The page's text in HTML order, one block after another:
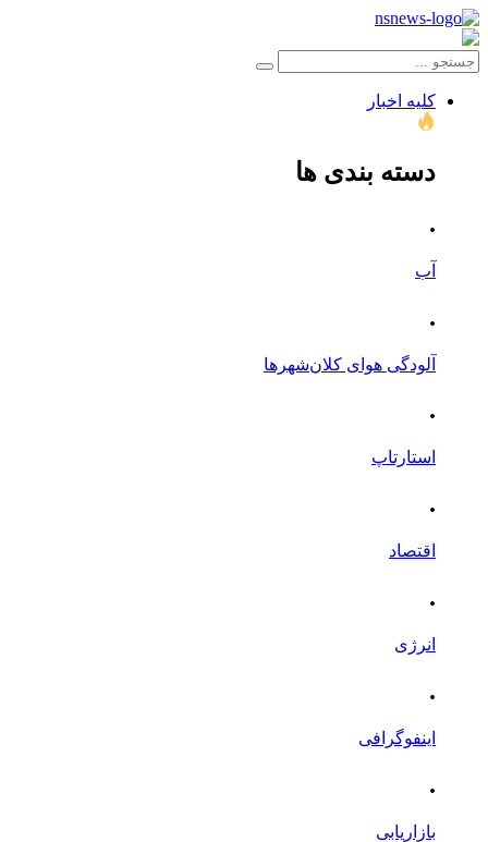
کلیه اخبار
دسته بندی ها
.
آب
.
آلودگی هوای کلان‌شهرها
.
استارتاپ
.
اقتصاد
.
انرژی
.
اینفوگرافی
.
بازاریابی